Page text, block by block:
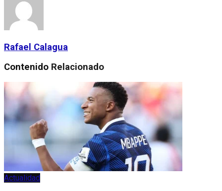
Rafael Calagua
Contenido Relacionado
Actualidad